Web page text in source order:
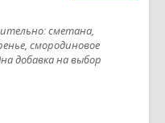
сметана,
смородиновое
добавка на выбор